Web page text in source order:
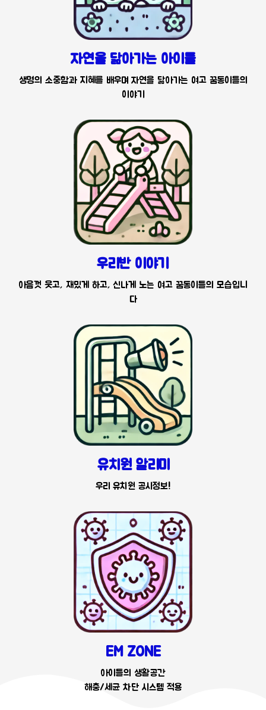
자연을 닮아가는 아이들
생명의 소중함과 지혜를 배우며 자연을 닮아가는 여고 꿈동이들의
이야기
우리반 이야기
아음껏 웃고, 재밌게 하고, 신나게 노는 여고 꿈동이들의 모습입니
다
유치원 알리미
우리 유치원 공시정보!
EM ZONE
아이들의 생활공간
해충/세균 차단 시스템 적용